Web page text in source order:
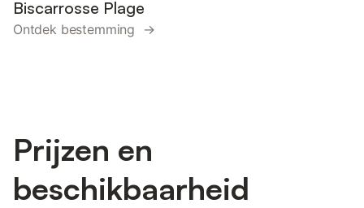
Biscarrosse Plage
Ontdek bestemming →
Prijzen en
beschikbaarheid